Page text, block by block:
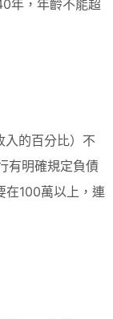
年，年齡不能超
入的百分比）不
有明確規定負債
在100萬以上，連